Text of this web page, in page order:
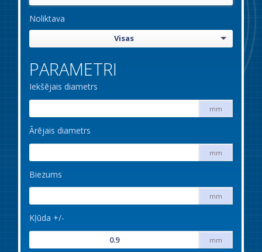
Noliktava
Visas
PARAMETRI
Iekšējais diametrs
mm
Ārējais diametrs
mm
Biezums
mm
Kļūda +/-
mm